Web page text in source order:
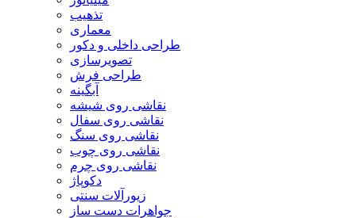
تذهیب
معماری
طراحی داخلی و دکور
تصویرسازی
طراحی فرش
آبگینه
نقاشی روی شیشه
نقاشی روی سفال
نقاشی روی سنگ
نقاشی روی چوب
نقاشی روی چرم
دکوپاژ
زیورآلات سنتی
جواهرات دست ساز